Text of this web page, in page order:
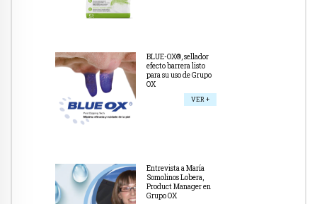
BLUE-OX®, sellador
efecto barrera listo
para su uso de Grupo
OX
VER +
Entrevista a María
Somolinos Lobera,
Product Manager en
Grupo OX